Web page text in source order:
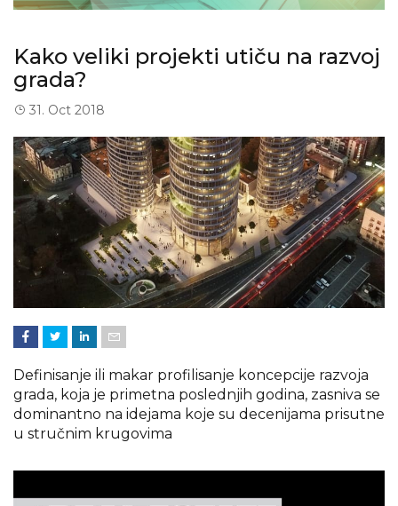
Kako veliki projekti utiču na razvoj
grada?
31. Oct 2018
Definisanje ili makar profilisanje koncepcije razvoja
grada, koja je primetna poslednjih godina, zasniva se
dominantno na idejama koje su decenijama prisutne
u stručnim krugovima